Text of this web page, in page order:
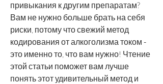
привыкания к другим препаратам?
Вам не нужно больше брать на себя
риски, потому что свежий метод
кодирования от алкоголизма током -
это именно то, что вам нужно! Чтение
этой статьи поможет вам лучше
понять этот удивительный метод и